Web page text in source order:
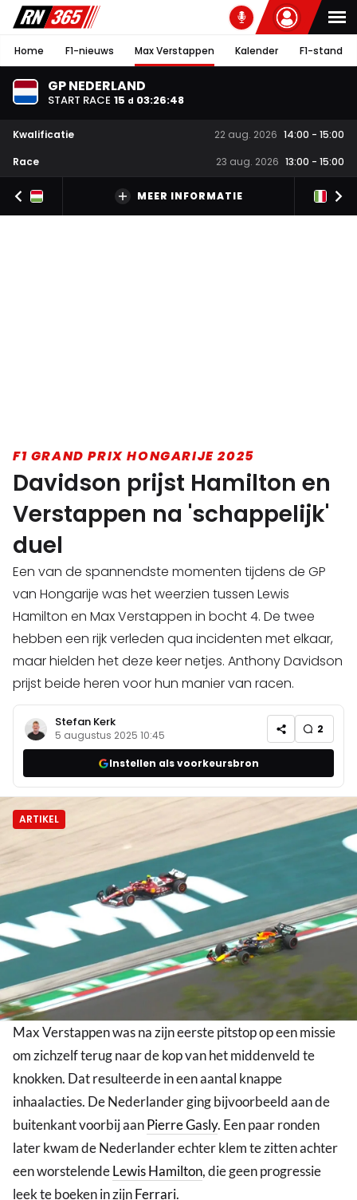
Home F1-nieuws Max Verstappen Kalender F1-stand
GP NEDERLAND
START RACE 15 d 03:26:47
Kwalificatie 22 aug. 2026 14:00 - 15:00
Race
23 aug. 2026 13:00 - 15:00
MEER INFORMATIE
F1 GRAND PRIX HONGARIJE 2025
Davidson prijst Hamilton en
Verstappen na 'schappelijk'
duel
Een van de spannendste momenten tijdens de GP
van Hongarije was het weerzien tussen Lewis
Hamilton en Max Verstappen in bocht 4. De twee
hebben een rijk verleden qua incidenten met elkaar,
maar hielden het deze keer netjes. Anthony Davidson
prijst beide heren voor hun manier van racen.
Stefan Kerk
5 augustus 2025 10:45 2
Instellen als voorkeursbron
ARTIKEL
Max Verstappen was na zijn eerste pitstop op een missie
om zichzelf terug naar de kop van het middenveld te
knokken. Dat resulteerde in een aantal knappe
inhaalacties. De Nederlander ging bijvoorbeeld aan de
buitenkant voorbij aanPierre Gasly. Een paar ronden
later kwam de Nederlander echter klem te zitten achter
een worstelendeLewis Hamilton, die geen progressie
leek te boeken in zijnFerrari.